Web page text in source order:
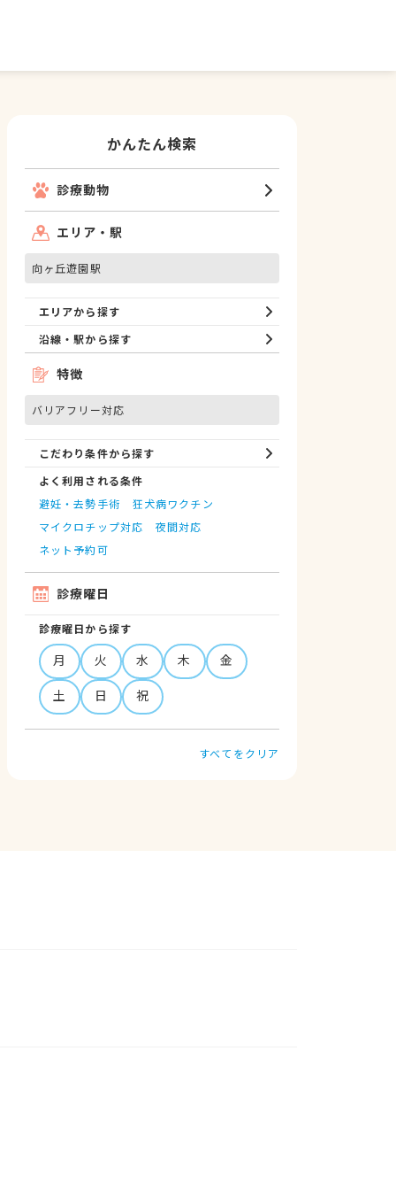
かんたん検索
診療動物
エリア・駅
向ヶ丘遊園駅
エリアから探す
沿線・駅から探す
特徴
バリアフリー対応
こだわり条件から探す
よく利用される条件
避妊・去勢手術
狂犬病ワクチン
マイクロチップ対応
夜間対応
ネット予約可
診療曜日
診療曜日から探す
月 火 水 木
金
土
日 祝
すべてをクリア